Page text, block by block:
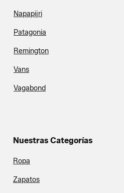
Napapijri
Patagonia
Remington
Vans
Vagabond
Nuestras Categorías
Ropa
Zapatos